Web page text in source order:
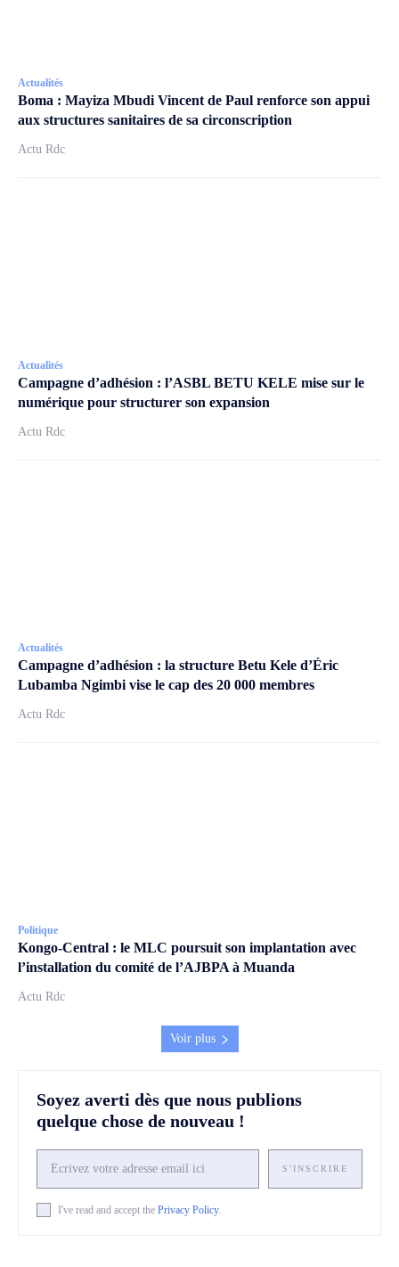
Actualités
Boma : Mayiza Mbudi Vincent de Paul renforce son appui
aux structures sanitaires de sa circonscription
Actu Rdc
Actualités
Campagne d’adhésion : l’ASBL BETU KELE mise sur le
numérique pour structurer son expansion
Actu Rdc
Actualités
Campagne d’adhésion : la structure Betu Kele d’Éric
Lubamba Ngimbi vise le cap des 20 000 membres
Actu Rdc
Politique
Kongo-Central : le MLC poursuit son implantation avec
l’installation du comité de l’AJBPA à Muanda
Actu Rdc
Voir plus
Soyez averti dès que nous publions
quelque chose de nouveau !
S'INSCRIRE
I've read and accept the Privacy Policy.